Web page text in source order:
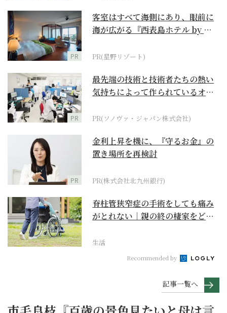
PR
客室はすべて海側にあり、眼前に
海が広がる『西表島ホテル by 星
PR(星野リゾート)
PR
最先端の技術と技術者たちの熱い
気持ちによって作られているオー
PR(ソノヴァ・ジャパン株式会社)
PR
金利上昇を機に、『守るお金』の
置き場所を再検討
PR(株式会社北九州銀行)
脊柱管狭窄症の手術をしても痛み
がとれない｜親の終の棲家をどう
生活
Recommended by
記事一覧へ